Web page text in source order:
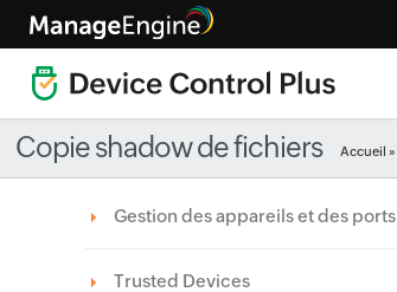
Copie shadow de fichiers Accueil »
Gestion des appareils et des ports
Trusted Devices